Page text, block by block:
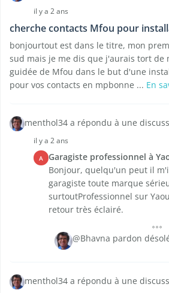
il y a 2 ans
cherche contacts Mfou pour
bonjourtout est dans le titre, mon
sud mais je me dis que j'aurais tort de
guidée de Mfou dans le but d'une
pour vos contacts en mpbonne ... En
menthol34 a répondu à une
il y a 2 ans
A Garagiste professionnel à
Bonjour, quelqu'un peut il
garagiste toute marque
surtoutProfessionnel sur
retour très éclairé.
@Bhavna pardon
menthol34 a répondu à une